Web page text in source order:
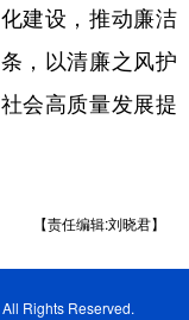
建设，推动廉洁
，以清廉之风护
会高质量发展提
【责任编辑:刘晓君】
Rights Reserved.